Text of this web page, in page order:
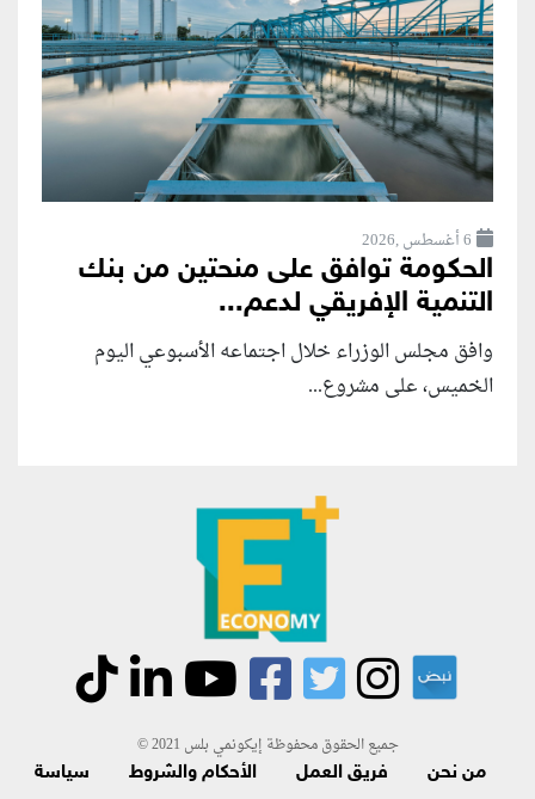
6 أغسطس ,2026
الحكومة توافق على منحتين من بنك
التنمية الإفريقي لدعم...
وافق مجلس الوزراء خلال اجتماعه الأسبوعي اليوم
الخميس، على مشروع...
جميع الحقوق محفوظة إيكونمي بلس 2021 ©
من نحن فريق العمل الأحكام والشروط
سياسة